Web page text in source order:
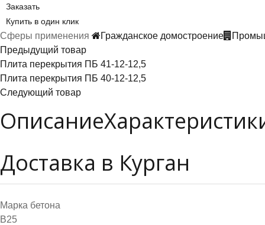
Заказать
Купить в один клик
Сферы применения Гражданское домостроение
Предыдущий товар
Плита перекрытия ПБ 41-12-12,5
Плита перекрытия ПБ 40-12-12,5
Следующий товар
Описание
Доставка в Курган
Марка бетона
B25